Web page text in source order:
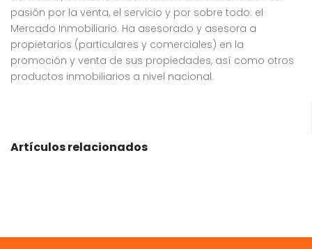
pasión por la venta, el servicio y por sobre todo: el
Mercado Inmobiliario. Ha asesorado y asesora a
propietarios (particulares y comerciales) en la
promoción y venta de sus propiedades, así como otros
productos inmobiliarios a nivel nacional.
Artículos relacionados